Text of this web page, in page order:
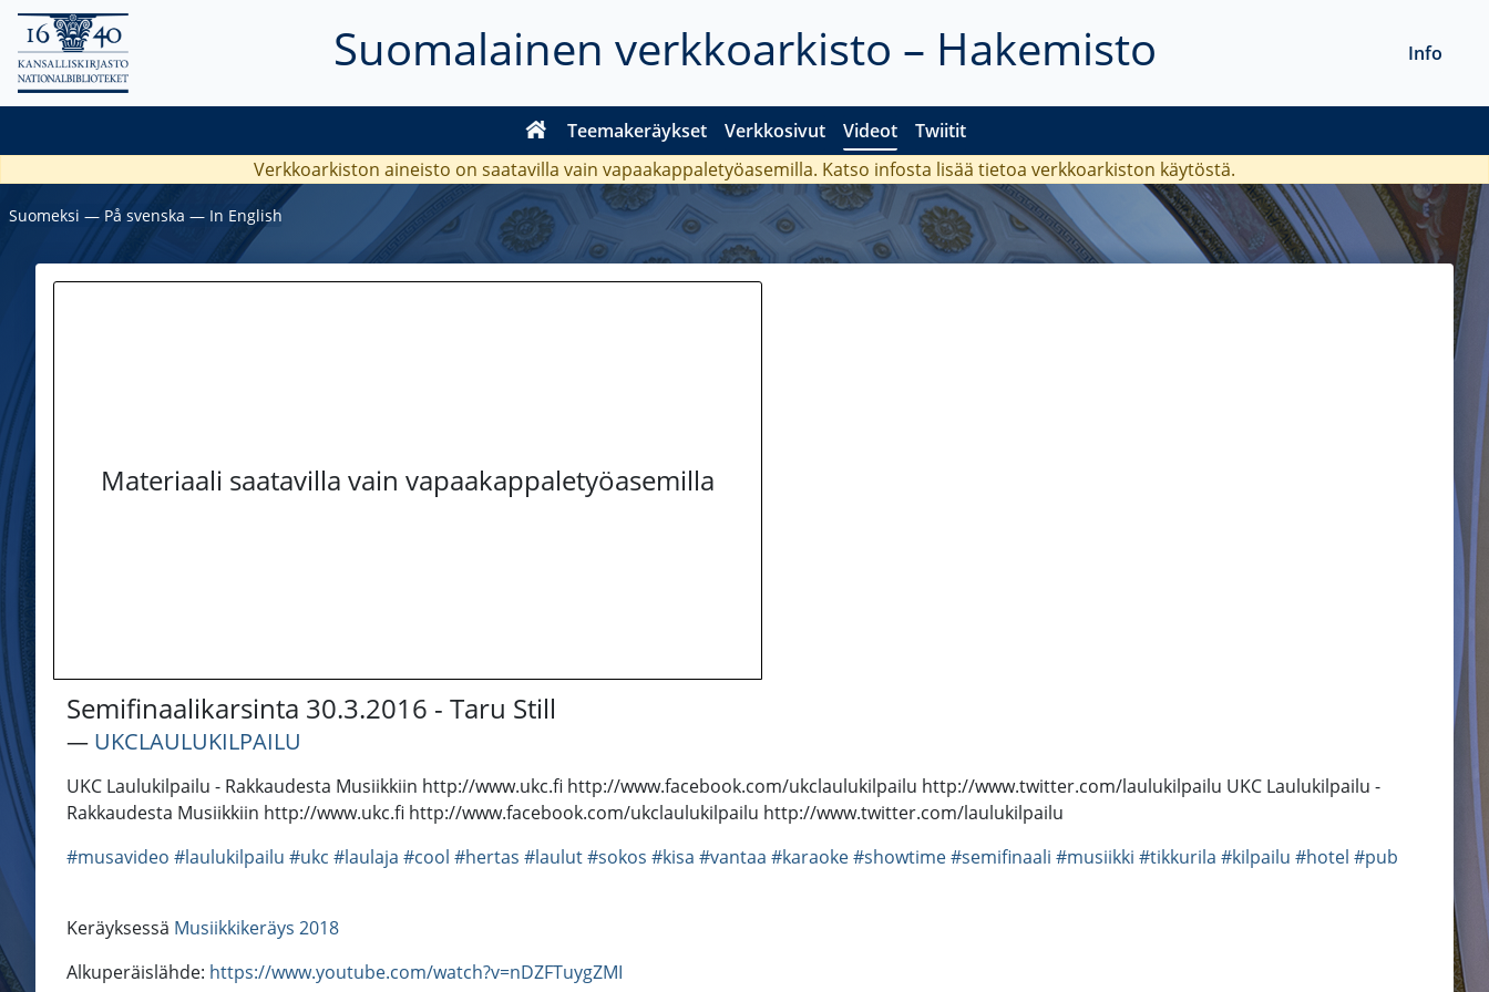
Suomalainen verkkoarkisto – Hakemisto
Teemakeräykset Verkkosivut Videot Twiitit
Info
Verkkoarkiston aineisto on saatavilla vain vapaakappaletyöasemilla. Katso infosta lisää tietoa verkkoarkiston käytöstä.
Suomeksi ― På svenska ― In English
Materiaali saatavilla vain vapaakappaletyöasemilla
Semifinaalikarsinta 30.3.2016 - Taru Still
― UKCLAULUKILPAILU
UKC Laulukilpailu - Rakkaudesta Musiikkiin http://www.ukc.fi http://www.facebook.com/ukclaulukilpailu http://www.twitter.com/laulukilpailu UKC Laulukilpailu -
Rakkaudesta Musiikkiin http://www.ukc.fi http://www.facebook.com/ukclaulukilpailu http://www.twitter.com/laulukilpailu
#musavideo #laulukilpailu #ukc #laulaja #cool #hertas #laulut#sokos #kisa #vantaa #karaoke#showtime#semifinaali #musiikki #tikkurila #kilpailu #hotel #pub
Keräyksessä Musiikkikeräys 2018
Alkuperäislähde: https://www.youtube.com/watch?v=nDZFTuygZMI